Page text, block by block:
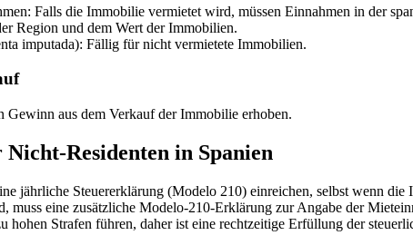
Falls die Immobilie vermietet wird, müssen Einnahmen in der
Region und dem Wert der Immobilien.
imputada): Fällig für nicht vermietete Immobilien.
Gewinn aus dem Verkauf der Immobilie erhoben.
Residenten in Spanien
jährliche Steuererklärung (Modelo 210) einreichen, selbst wenn die
muss eine zusätzliche Modelo-210-Erklärung zur Angabe der
hohen Strafen führen, daher ist eine rechtzeitige Erfüllung der